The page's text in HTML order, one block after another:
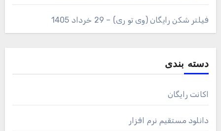
فیلتر شکن رایگان (وی تو ری) – 29 خرداد 1405
دسته بندی
اکانت رایگان
دانلود مستقیم نرم افزار